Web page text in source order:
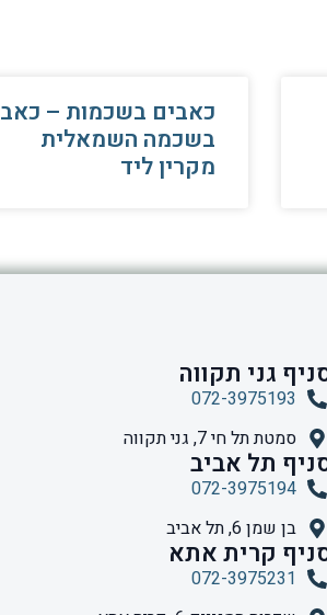
כאבים בשכמות – כאב
בשכמה השמאלית
מקרין ליד
גני תקווה
072-3975193
סמטת תל חי 7, גני תקווה
תל אביב
072-3975194
בן שמן 6, תל אביב
קרית אתא
072-3975231